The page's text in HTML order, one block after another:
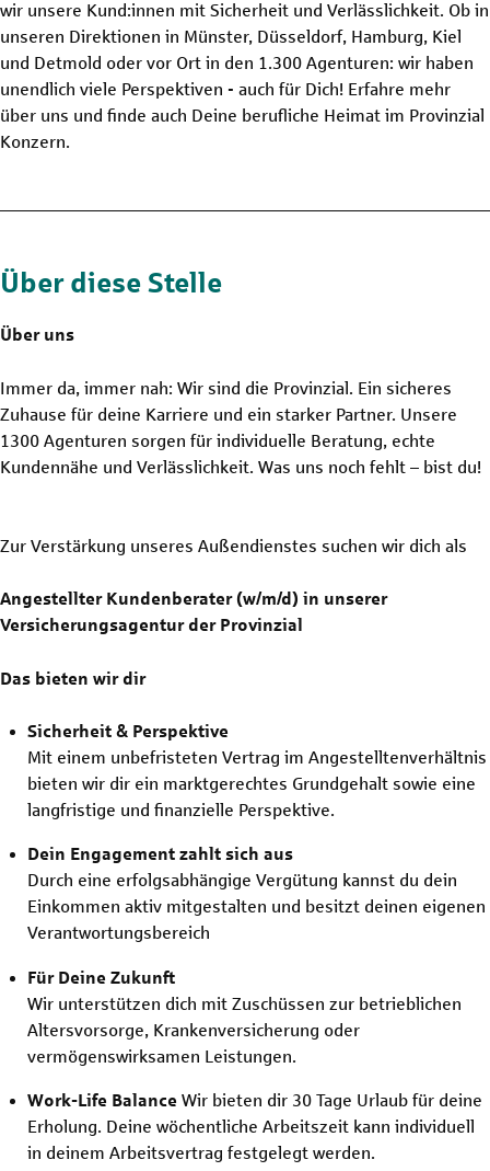
wir unsere Kund:innen mit Sicherheit und Verlässlichkeit. Ob in
unseren Direktionen in Münster, Düsseldorf, Hamburg, Kiel
und Detmold oder vor Ort in den 1.300 Agenturen: wir haben
unendlich viele Perspektiven - auch für Dich! Erfahre mehr
über uns und finde auch Deine berufliche Heimat im Provinzial
Konzern.
Über diese Stelle
Über uns
Immer da, immer nah: Wir sind die Provinzial. Ein sicheres
Zuhause für deine Karriere und ein starker Partner. Unsere
1300 Agenturen sorgen für individuelle Beratung, echte
Kundennähe und Verlässlichkeit. Was uns noch fehlt – bist du!
Zur Verstärkung unseres Außendienstes suchen wir dich als
Angestellter Kundenberater (w/m/d) in unserer
Versicherungsagentur der Provinzial
Das bieten wir dir
Sicherheit & Perspektive
Mit einem unbefristeten Vertrag im Angestelltenverhältnis
bieten wir dir ein marktgerechtes Grundgehalt sowie eine
langfristige und finanzielle Perspektive.
Dein Engagement zahlt sich aus
Durch eine erfolgsabhängige Vergütung kannst du dein
Einkommen aktiv mitgestalten und besitzt deinen eigenen
Verantwortungsbereich
Für Deine Zukunft
Wir unterstützen dich mit Zuschüssen zur betrieblichen
Altersvorsorge, Krankenversicherung oder
vermögenswirksamen Leistungen.
Work-Life Balance Wir bieten dir 30 Tage Urlaub für deine
Erholung. Deine wöchentliche Arbeitszeit kann individuell
in deinem Arbeitsvertrag festgelegt werden.